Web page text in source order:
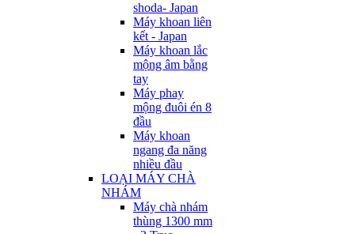
shoda- Japan
Máy khoan liên
kết - Japan
Máy khoan lắc
mộng âm bằng
tay
Máy phay
mộng đuôi én 8
đầu
Máy khoan
ngang đa năng
nhiều đầu
LOẠI MÁY CHÀ
NHÁM
Máy chà nhám
thùng 1300 mm